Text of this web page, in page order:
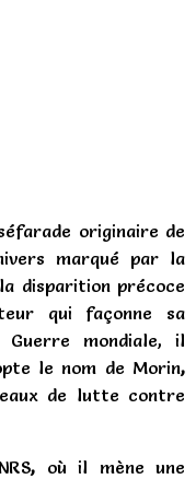
originaire de
marqué par la
disparition précoce
qui façonne sa
Guerre mondiale, il
le nom de Morin,
de lutte contre
, où il mène une